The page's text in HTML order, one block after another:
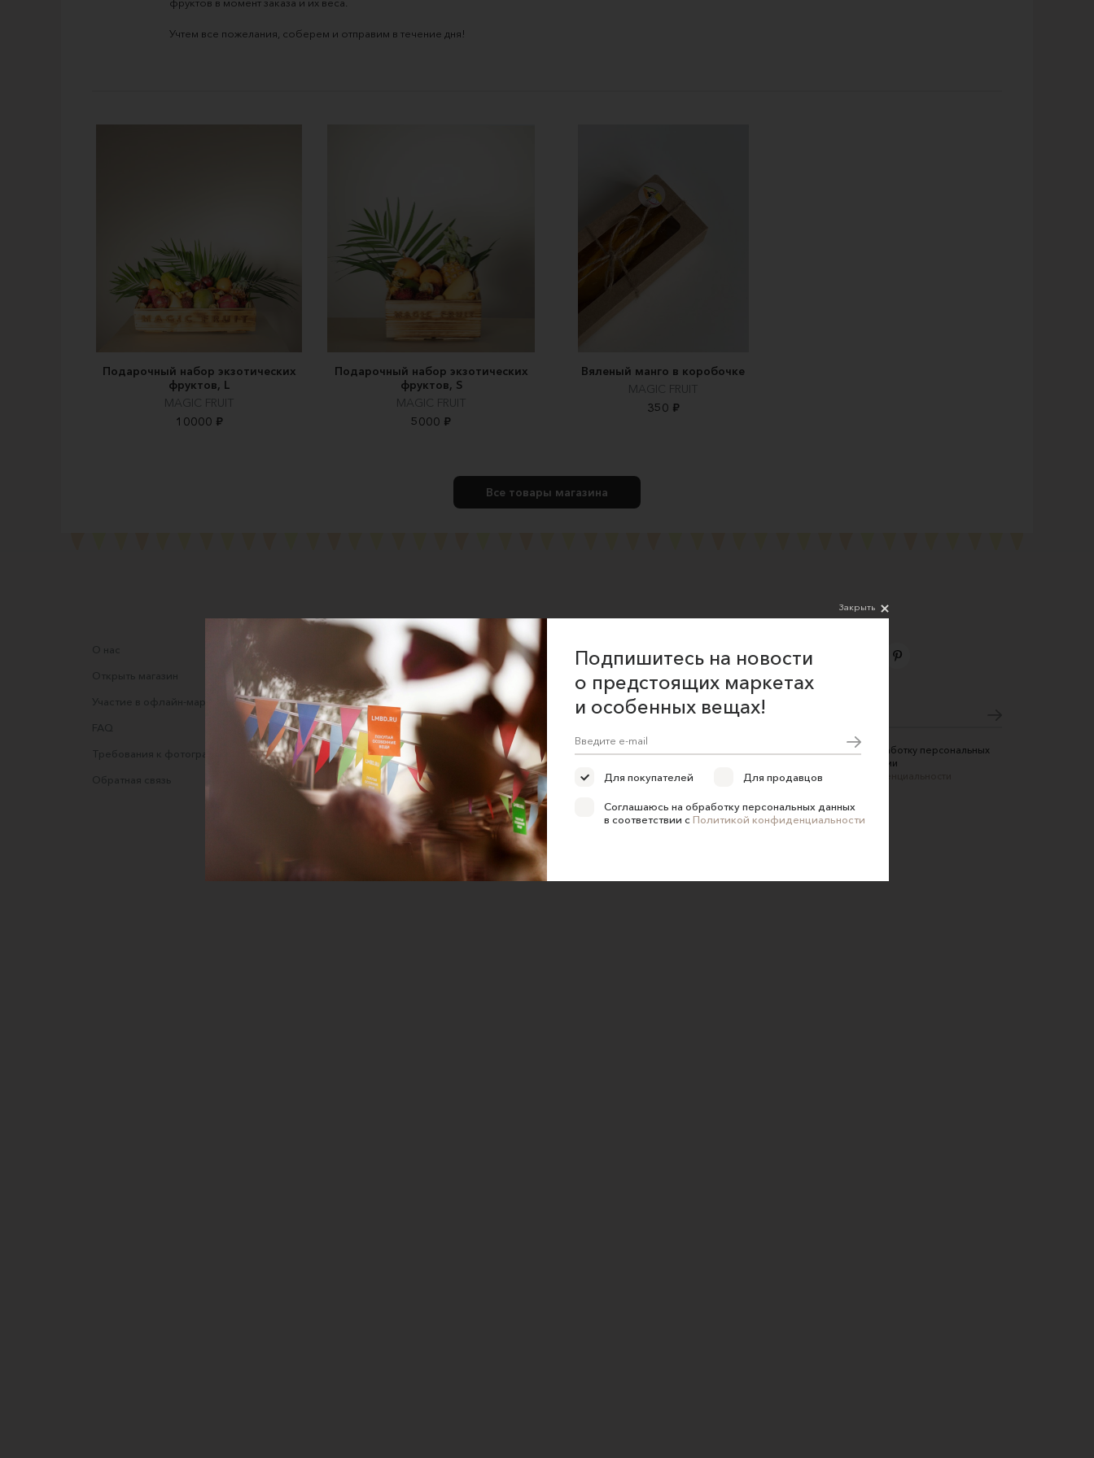
Учтем все пожелания, соберем и отправим в течение дня!
Подарочный набор экзотических
фруктов, L
MAGIC FRUIT
10000 ₽
Подарочный набор экзотических
фруктов, S
MAGIC FRUIT
5000 ₽
Вяленый манго в коробочке
MAGIC FRUIT
350 ₽
Все товары магазина
О нас
Открыть магазин
Участие в офлайн-маркете
FAQ
Требования к фотографиям
Обратная связь
Соглашение об оказании услуг
Правила сайта
Оферта для продавцов
Оферта для покупателей
Политика конфиденциальности
Согласие на обработку персональных
данных
Подпишитесь на новости
Соглашаюсь на обработку персональных
данных в соответствии
сПолитикой конфиденциальности
Закрыть
Подпишитесь на новости
о предстоящих маркетах
и особенных вещах!
Для покупателей Для продавцов
Соглашаюсь на обработку персональных данных
в соответствии с Политикой конфиденциальности